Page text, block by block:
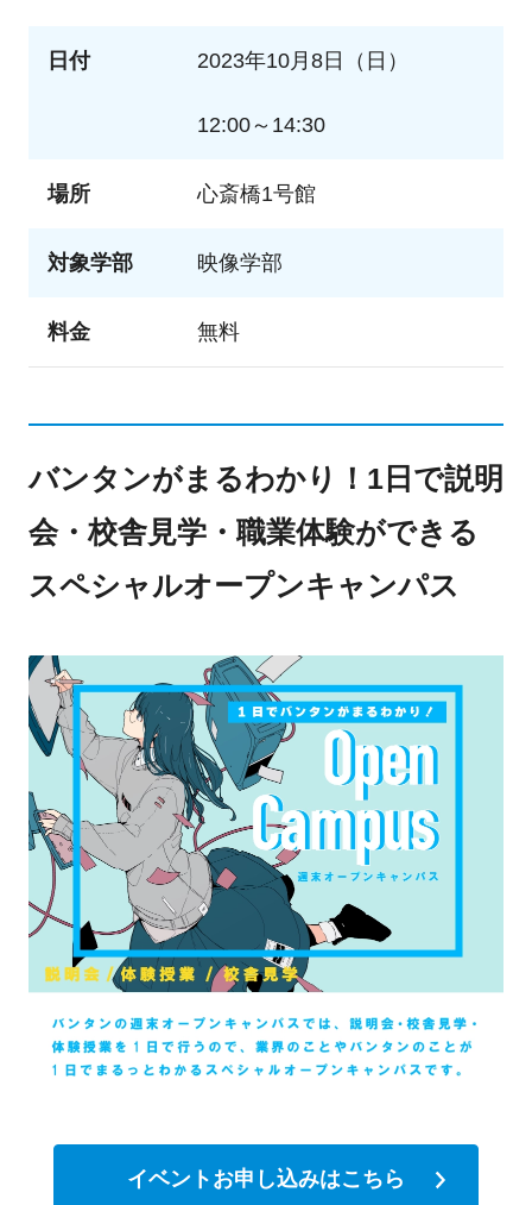
日付 2023年10月8日（日）
12:00～14:30
場所 心斎橋1号館
対象学部 映像学部
料金 無料
バンタンがまるわかり！1日で説明
会・校舎見学・職業体験ができる
スペシャルオープンキャンパス
イベントお申し込みはこちら